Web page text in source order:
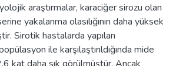
araştırmalar, karaciğer sirozu olan
yakalanma olasılığının daha yüksek
Sirotik hastalarda yapılan
ile karşılaştırıldığında mide